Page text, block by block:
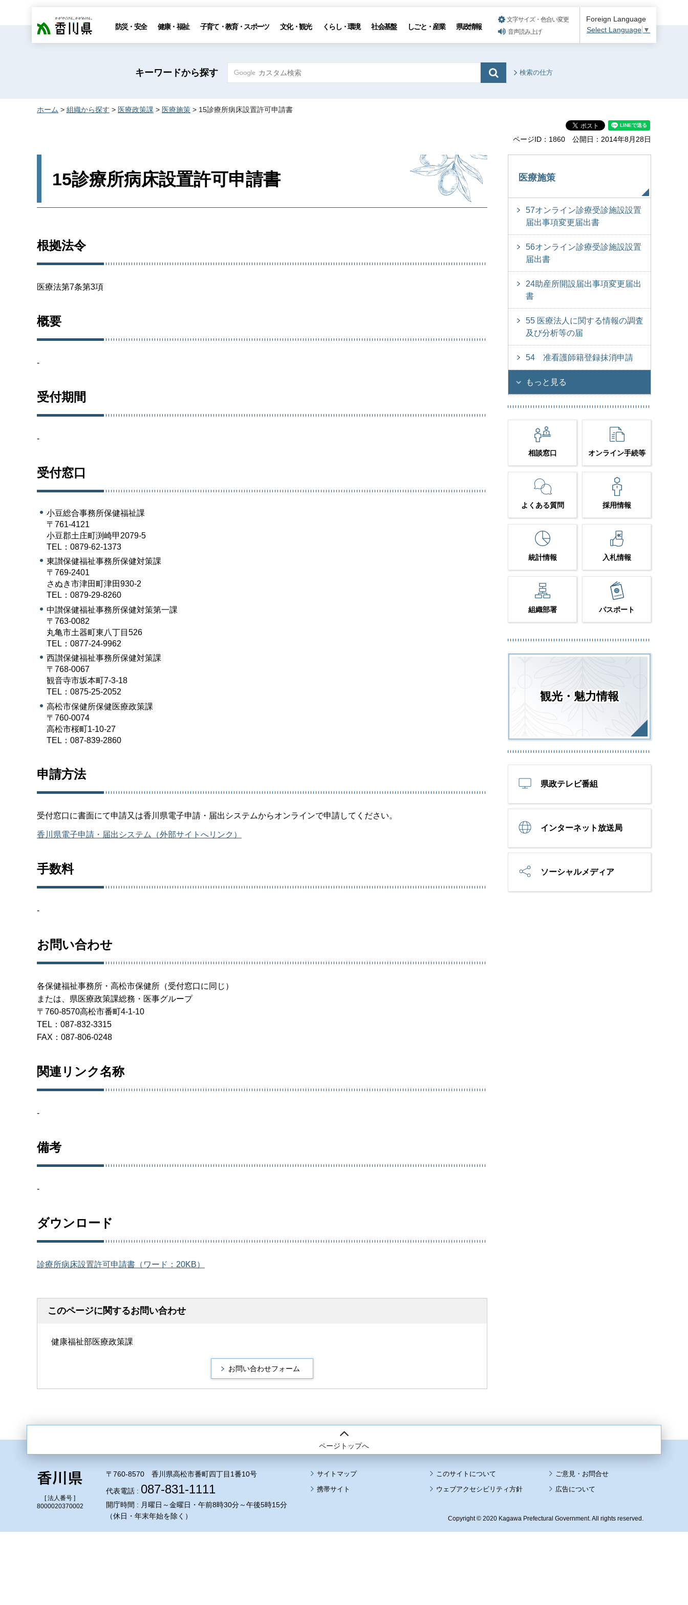
香川県 防災・安全 健康・福祉 子育て・教育・スポーツ 文化・観光 くらし・環境 社会基盤 しごと・産業 県政情報
文字サイズ・色合い変更
音声読み上げ
Foreign Language
Select Language ▼
キーワードから探す 検索の仕方
ホーム > 組織から探す > 医療政策課 > 医療施策 > 15診療所病床設置許可申請書
ページID：1860 公開日：2014年8月28日
15診療所病床設置許可申請書
根拠法令
医療法第7条第3項
概要
-
受付期間
-
受付窓口
小豆総合事務所保健福祉課
〒761-4121
小豆郡土庄町渕崎甲2079-5
TEL：0879-62-1373
東讃保健福祉事務所保健対策課
〒769-2401
さぬき市津田町津田930-2
TEL：0879-29-8260
中讃保健福祉事務所保健対策第一課
〒763-0082
丸亀市土器町東八丁目526
TEL：0877-24-9962
西讃保健福祉事務所保健対策課
〒768-0067
観音寺市坂本町7-3-18
TEL：0875-25-2052
高松市保健所保健医療政策課
〒760-0074
高松市桜町1-10-27
TEL：087-839-2860
申請方法
受付窓口に書面にて申請又は香川県電子申請・届出システムからオンラインで申請してください。
香川県電子申請・届出システム（外部サイトへリンク）
手数料
-
お問い合わせ
各保健福祉事務所・高松市保健所（受付窓口に同じ）
または、県医療政策課総務・医事グループ
〒760-8570高松市番町4-1-10
TEL：087-832-3315
FAX：087-806-0248
関連リンク名称
-
備考
-
ダウンロード
診療所病床設置許可申請書（ワード：20KB）
このページに関するお問い合わせ
健康福祉部医療政策課
医療施策
57オンライン診療受診施設設置
届出事項変更届出書
56オンライン診療受診施設設置
届出書
24助産所開設届出事項変更届出
書
55 医療法人に関する情報の調査
及び分析等の届
54 准看護師籍登録抹消申請
もっと見る
相談窓口 オンライン手続等
よくある質問 採用情報
統計情報 入札情報
組織部署 パスポート
観光・魅力情報
県政テレビ番組
インターネット放送局
ソーシャルメディア
ページトップへ
[ 法人番号 ]
8000020370002
〒760-8570 香川県高松市番町四丁目1番10号
代表電話 : 087-831-1111
開庁時間 : 月曜日～金曜日・午前8時30分～午後5時15分
（休日・年末年始を除く）
サイトマップ
このサイトについて
携帯サイト
ウェブアクセシビリティ方針 広告について
Copyright © 2020 Kagawa Prefectural Government. All rights reserved.